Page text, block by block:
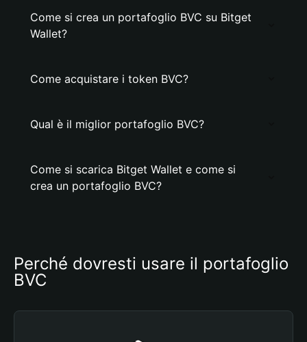
Come si crea un portafoglio BVC su Bitget
Wallet?
Come acquistare i token BVC?
Qual è il miglior portafoglio BVC?
Come si scarica Bitget Wallet e come si
crea un portafoglio BVC?
Perché dovresti usare il portafoglio
BVC